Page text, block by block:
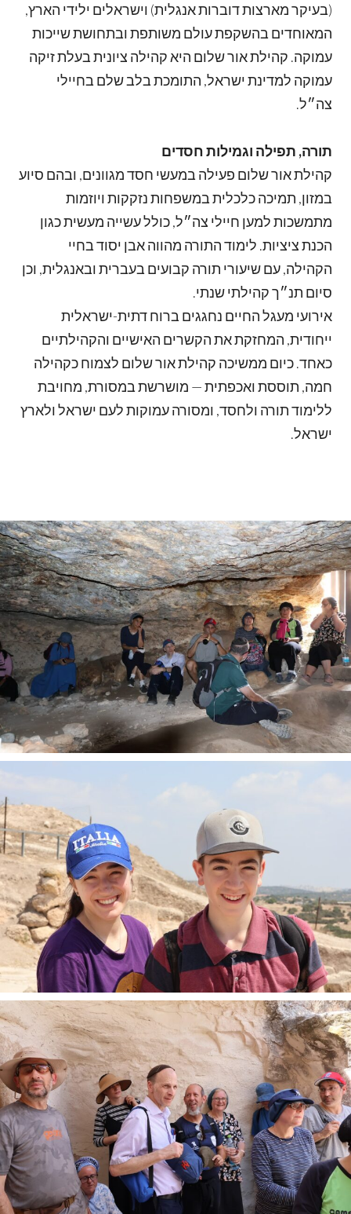
(בעיקר מארצות דוברות אנגלית) וישראלים ילידי הארץ,
המאוחדים בהשקפת עולם משותפת ובתחושת שייכות
עמוקה. קהילת אור שלום היא קהילה ציונית בעלת זיקה
עמוקה למדינת ישראל, התומכת בלב שלם בחיילי
צה״ל.
תורה, תפילה וגמילות חסדים
קהילת אור שלום פעילה במעשי חסד מגוונים, ובהם סיוע
במזון, תמיכה כלכלית במשפחות נזקקות ויוזמות
מתמשכות למען חיילי צה״ל, כולל עשייה מעשית כגון
הכנת ציציות. לימוד התורה מהווה אבן יסוד בחיי
הקהילה, עם שיעורי תורה קבועים בעברית ובאנגלית, וכן
סיום תנ״ך קהילתי שנתי.
אירועי מעגל החיים נחגגים ברוח דתית-ישראלית
ייחודית, המחזקת את הקשרים האישיים והקהילתיים
כאחד. כיום ממשיכה קהילת אור שלום לצמוח כקהילה
חמה, תוססת ואכפתית — מושרשת במסורת, מחויבת
ללימוד תורה ולחסד, ומסורה עמוקות לעם ישראל ולארץ
ישראל.